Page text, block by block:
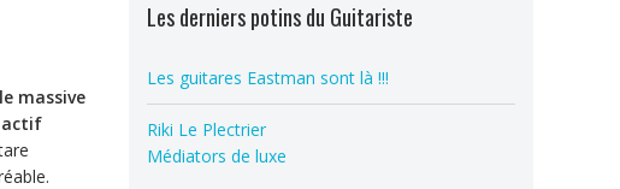
massive
actif
Les derniers potins du Guitariste
Les guitares Eastman sont là !!!
Riki Le Plectrier
Médiators de luxe